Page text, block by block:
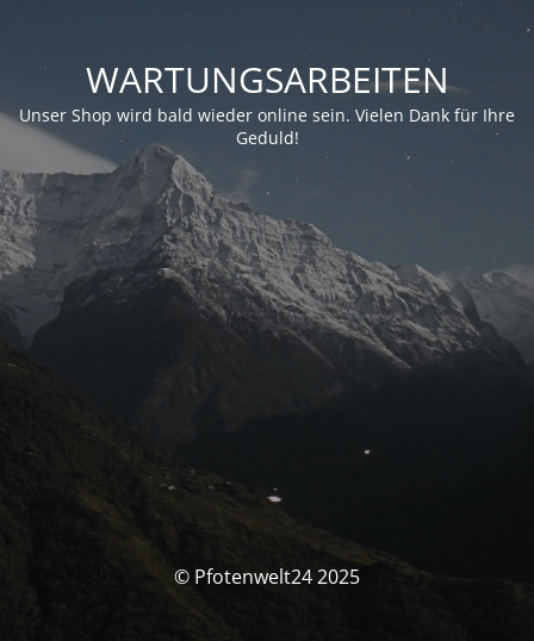
WARTUNGSARBEITEN
Unser Shop wird bald wieder online sein. Vielen Dank für Ihre
Geduld!
© Pfotenwelt24 2025